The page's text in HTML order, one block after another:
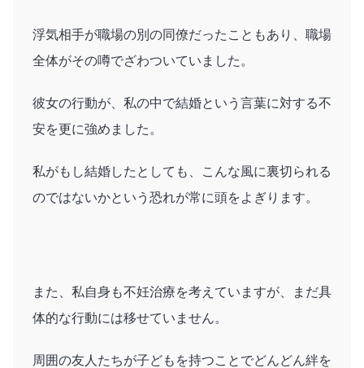
浮気相手が職場の別の同僚だったこともあり、職場
全体がその噂でざわついていました。
彼女の行動が、私の中で結婚という言葉に対する不
安を更に強めました。
私がもし結婚したとしても、こんな風に裏切られる
のではないかという恐れが常に頭をよぎります。
また、私自身も不妊治療を考えていますが、まだ具
体的な行動には移せていません。
周囲の友人たちが子どもを持つことでどんどん絆を